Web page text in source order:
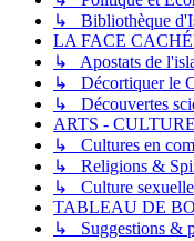
↳ Bibliothèque
LA FACE
↳ Apostats de
↳ Décortiquer le
↳ Découvertes
ARTS -
↳ Cultures en
↳ Religions &
↳ Culture sexuelle
TABLEAU DE
↳ Suggestions &